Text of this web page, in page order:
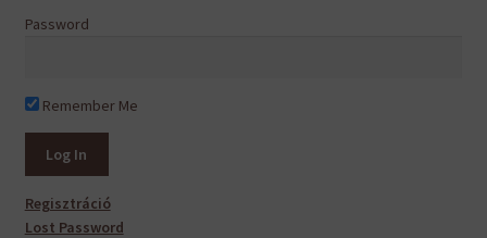
Password
Remember Me
Regisztráció
Lost Password